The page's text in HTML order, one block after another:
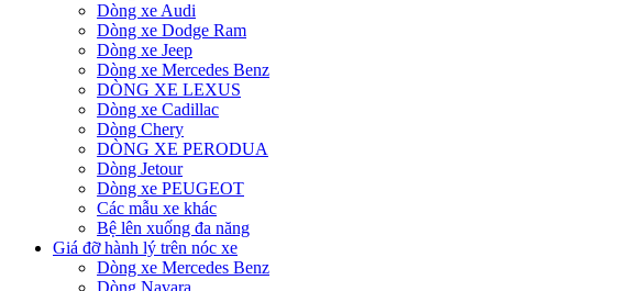
Dòng xe Audi
Dòng xe Dodge Ram
Dòng xe Jeep
Dòng xe Mercedes Benz
DÒNG XE LEXUS
Dòng xe Cadillac
Dòng Chery
DÒNG XE PERODUA
Dòng Jetour
Dòng xe PEUGEOT
Các mẫu xe khác
Bệ lên xuống đa năng
Giá đỡ hành lý trên nóc xe
Dòng xe Mercedes Benz
Dòng Navara